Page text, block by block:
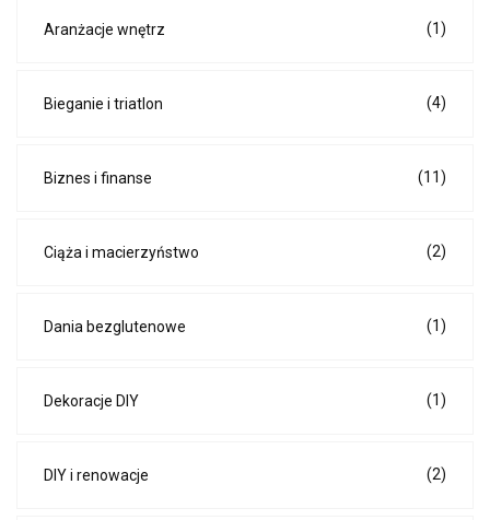
Aranżacje wnętrz (1)
Bieganie i triatlon (4)
Biznes i finanse (11)
Ciąża i macierzyństwo (2)
Dania bezglutenowe (1)
Dekoracje DIY (1)
DIY i renowacje (2)